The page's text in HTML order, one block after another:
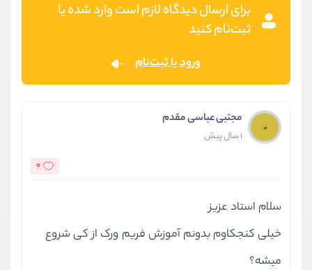
برای ارسال دیدگاه لازم است وارد شده یا
ثبت‌نام کنید
ورود یا ثبت‌نام
مجتبی عباسی مقدم
1 سال پیش
0
سلام استاد عزیز
خیلی کنجکاوم بدونم آموزش فریم ورک از کی شروع
میشه؟